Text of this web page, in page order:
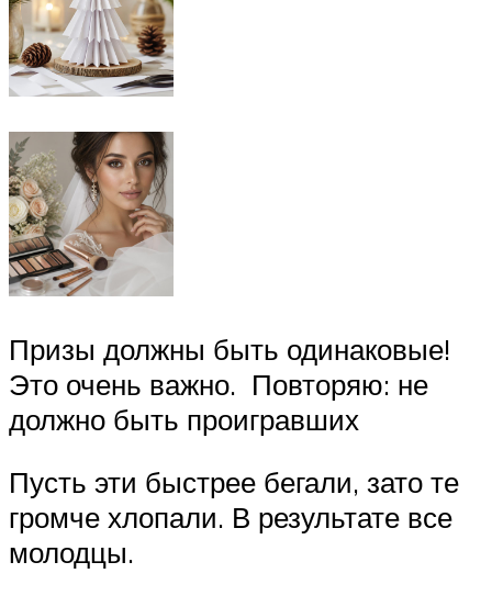
Призы должны быть одинаковые!
Это очень важно. Повторяю: не
должно быть проигравших
Пусть эти быстрее бегали, зато те
громче хлопали. В результате все
молодцы.